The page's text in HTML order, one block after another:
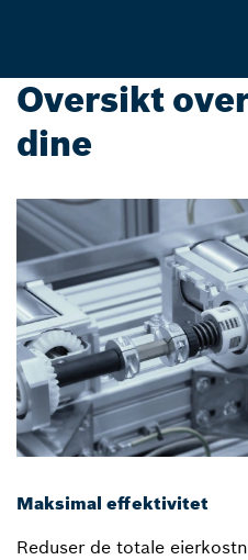
Oversikt
dine
Maksimal effektivitet
Reduser de totale